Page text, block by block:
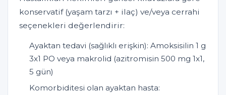
konservatif (yaşam tarzı + ilaç) ve/veya cerrahi
seçenekleri değerlendirir:
Ayaktan tedavi (sağlıklı erişkin): Amoksisilin 1 g
3x1 PO veya makrolid (azitromisin 500 mg 1x1,
5 gün)
Komorbiditesi olan ayaktan hasta: